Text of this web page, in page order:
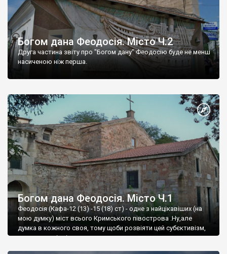
Богом дана Феодосія. Місто Ч.2
Друга частина звіту про "Богом дану" Феодосію буде не менш
насиченою ніж перша.
Богом дана Феодосія. Місто Ч.1
Феодосія (Кафа-12 (13) -15 (18) ст) - одне з найцікавіших (на
мою думку) міст всього Кримського півострова .Ну,але
думка в кожного своя, тому щоби розвіяти цей субєктивізм,
запрошую відвідати це